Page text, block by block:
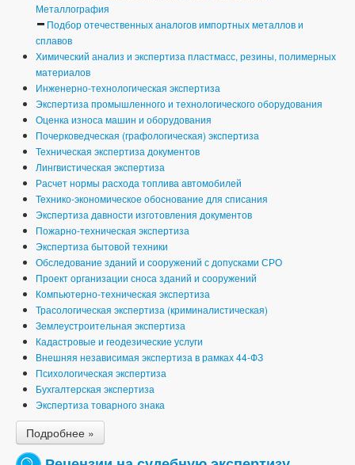
Металлография
Подбор отечественных аналогов импортных металлов и
сплавов
Химический анализ и экспертиза пластмасс, резины, полимерных
материалов
Инженерно-технологическая экспертиза
Экспертиза промышленного и технологического оборудования
Оценка износа машин и оборудования
Почерковедческая (графологическая) экспертиза
Техническая экспертиза документов
Лингвистическая экспертиза
Расчет нормы расхода топлива автомобилей
Технико-экономическое обоснование для списания
Экспертиза давности изготовления документов
Пожарно-техническая экспертиза
Экспертиза бытовой техники
Обследование зданий и сооружений с допусками СРО
Проект организации сноса зданий и сооружений
Компьютерно-техническая экспертиза
Трасологическая экспертиза (криминалистическая)
Землеустроительная экспертиза
Кадастровые и геодезические услуги
Внешняя независимая экспертиза в рамках 44-ФЗ
Психологическая экспертиза
Бухгалтерская экспертиза
Экспертиза товарного знака
Подробнее »